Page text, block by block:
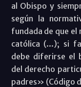
al Obispo y
según la
fundada de que el
católica (...); si
debe diferirse el
del derecho
padres» (Código